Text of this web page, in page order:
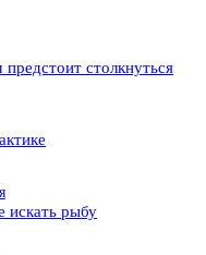
столкнуться
искать рыбу